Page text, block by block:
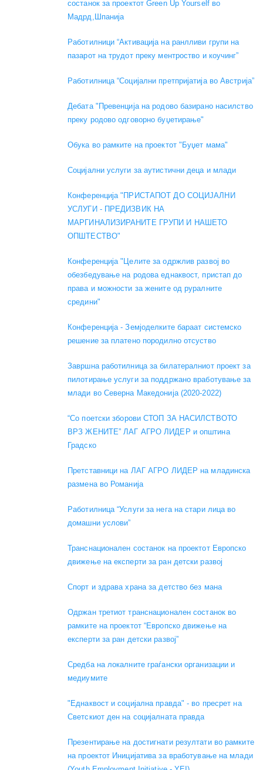
состанок за проектот Green Up Yourself во
Мадрд,Шпанија
Работилници “Активација на ранлливи групи на
пазарот на трудот преку ментроство и коучинг”
Работилница “Социјални претпријатија во Австрија”
Дебата "Превенција на родово базирано насилство
преку родово одговорно буџетирање"
Обука во рамките на проектот "Буџет мама"
Социјални услуги за аутистични деца и млади
Конференција "ПРИСТАПОТ ДО СОЦИЈАЛНИ
УСЛУГИ - ПРЕДИЗВИК НА
МАРГИНАЛИЗИРАНИТЕ ГРУПИ И НАШЕТО
ОПШТЕСТВО"
Конференција "Целите за одржлив развој во
обезбедување на родова еднаквост, пристап до
права и можности за жените од руралните
средини"
Конференција - Земјоделките бараат системско
решение за платено породилно отсуство
Завршна работилница за билатералниот проект за
пилотирање услуги за поддржано вработување за
млади во Северна Македонија (2020-2022)
“Со поетски зборови СТОП ЗА НАСИЛСТВОТО
ВРЗ ЖЕНИТЕ” ЛАГ АГРО ЛИДЕР и општина
Градско
Претставници на ЛАГ АГРО ЛИДЕР на младинска
размена во Романија
Работилница “Услуги за нега на стари лица во
домашни услови”
Транснационален состанок на проектот Европско
движење на експерти за ран детски развој
Спорт и здрава храна за детство без мана
Одржан третиот транснационален состанок во
рамките на проектот “Европско движење на
експерти за ран детски развој”
Средба на локалните граѓански организации и
медиумите
"Еднаквост и социјална правда" - во пресрет на
Светскиот ден на социјалната правда
Презентирање на достигнати резултати во рамките
на проектот Иницијатива за вработување на млади